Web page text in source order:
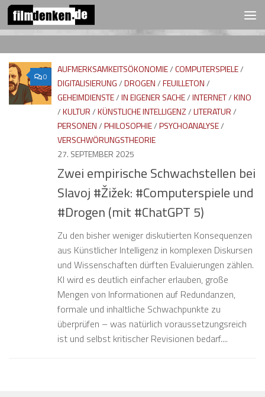
Zum Inhalt springenFOLGEN:
0
AUFMERKSAMKEITSÖKONOMIE/COMPUTERSPIELE/
DIGITALISIERUNG/DROGEN/FEUILLETON/
GEHEIMDIENSTE/IN EIGENER SACHE/INTERNET/KINO
/KULTUR/KÜNSTLICHE INTELLIGENZ/LITERATUR/
PERSONEN/PHILOSOPHIE/PSYCHOANALYSE/
VERSCHWÖRUNGSTHEORIE
27. SEPTEMBER 2025
Zwei empirische Schwachstellen bei
Slavoj #Žižek: #Computerspiele und
#Drogen (mit #ChatGPT 5)
Zu den bisher weniger diskutierten Konsequenzen
aus Künstlicher Intelligenz in komplexen Diskursen
und Wissenschaften dürften Evaluierungen zählen.
KI wird es deutlich einfacher erlauben, große
Mengen von Informationen auf Redundanzen,
formale und inhaltliche Schwachpunkte zu
überprüfen – was natürlich voraussetzungsreich
ist und selbst kritischer Revisionen bedarf....